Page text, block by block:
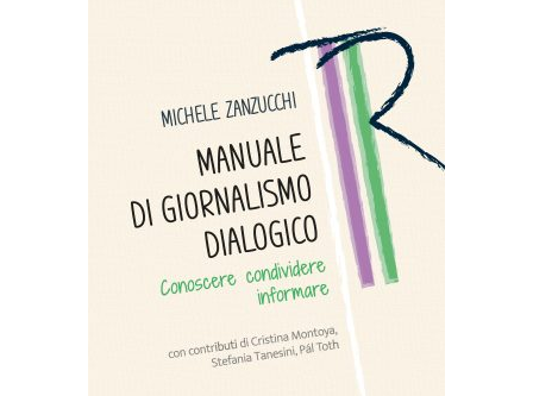
Prodotto acquistabile sui
seguenti store
ACQUISTA SU AMAZON
ACQUISTA SU IBS